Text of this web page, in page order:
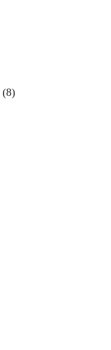
(8)